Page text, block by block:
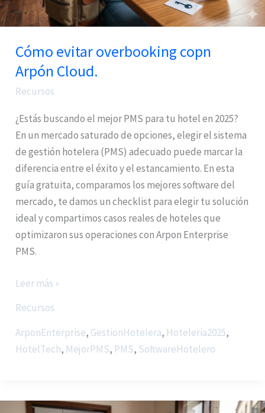
Cómo evitar overbooking copn
Arpón Cloud.
Recursos
¿Estás buscando el mejor PMS para tu hotel en 2025?
En un mercado saturado de opciones, elegir el sistema
de gestión hotelera (PMS) adecuado puede marcar la
diferencia entre el éxito y el estancamiento. En esta
guía gratuita, comparamos los mejores software del
mercado, te damos un checklist para elegir tu solución
ideal y compartimos casos reales de hoteles que
optimizaron sus operaciones con Arpon Enterprise
PMS.
Leer más »
Recursos
ArponEnterprise, GestionHotelera, Hoteleria2025,
HotelTech, MejorPMS, PMS, SoftwareHotelero
CFDI